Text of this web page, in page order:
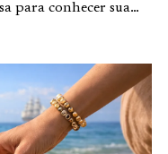
para conhecer sua…